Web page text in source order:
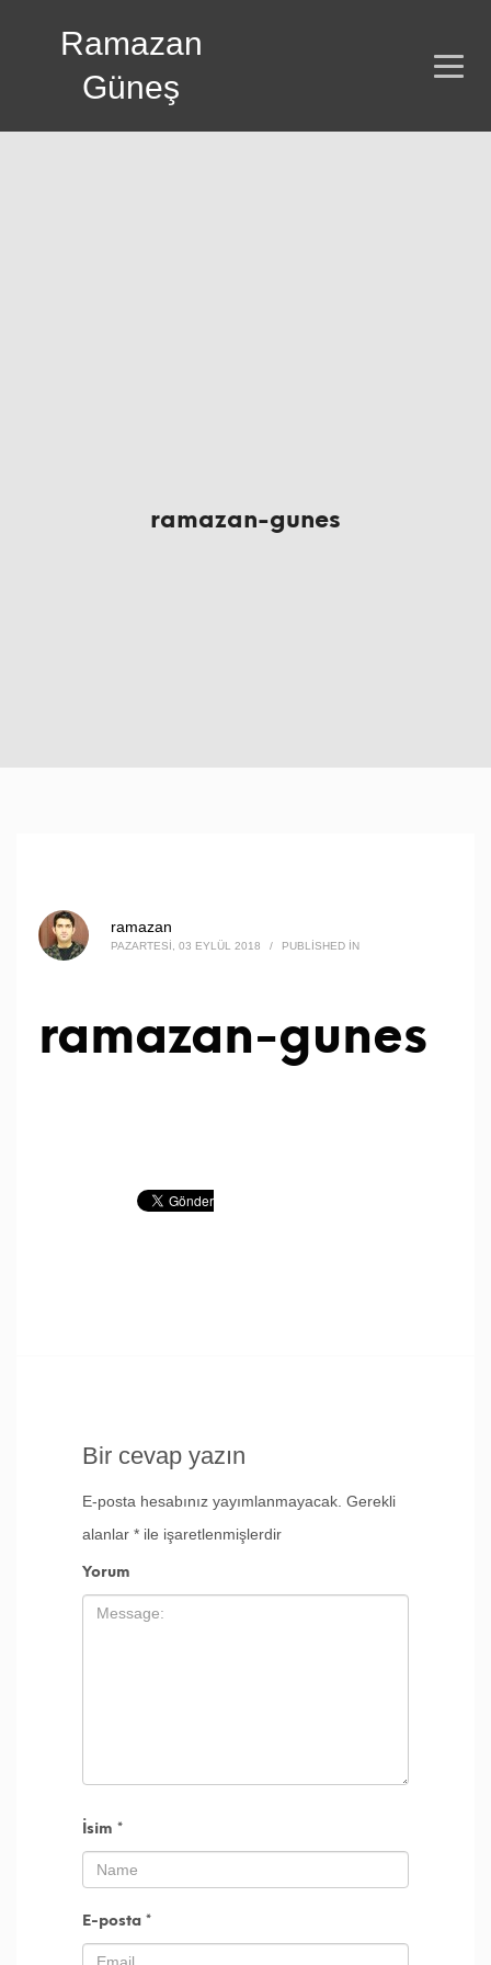
Ramazan
Güneş
ramazan-gunes
ramazan
PAZARTESI, 03 EYLÜL 2018 / PUBLISHED IN
ramazan-gunes
Bir cevap yazın
E-posta hesabınız yayımlanmayacak. Gerekli
alanlar * ile işaretlenmişlerdir
Yorum
İsim *
E-posta *